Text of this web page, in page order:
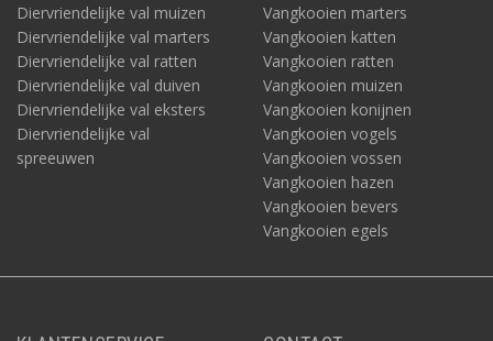
Diervriendelijke val muizen
Diervriendelijke val marters
Diervriendelijke val ratten
Diervriendelijke val duiven
Diervriendelijke val eksters
Diervriendelijke val
spreeuwen
Vangkooien marters
Vangkooien katten
Vangkooien ratten
Vangkooien muizen
Vangkooien konijnen
Vangkooien vogels
Vangkooien vossen
Vangkooien hazen
Vangkooien bevers
Vangkooien egels